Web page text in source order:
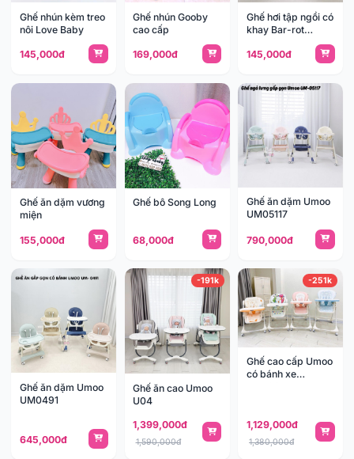
Ghế nhún kèm treo
nôi Love Baby
145,000đ
Ghế nhún Gooby
cao cấp
169,000đ
Ghế hơi tập ngồi có
khay Bar-rot
145,000đ
Ghế ăn dặm vương
miện
155,000đ
Ghế bô Song Long
68,000đ
Ghế ăn dặm Umoo
UM05117
790,000đ
Ghế ăn dặm Umoo
UM0491
645,000đ
-191k
Ghế ăn cao Umoo
U04
1,399,000đ
1,590,000đ
-251k
Ghế cao cấp Umoo
có bánh xe
1,129,000đ
1,380,000đ